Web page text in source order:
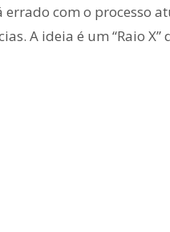
errado com o processo
A ideia é um “Raio